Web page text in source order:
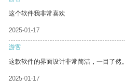
这个软件我非常喜欢
2025-01-17
游客
这款软件的界面设计非常简洁，一目了然。
2025-01-17